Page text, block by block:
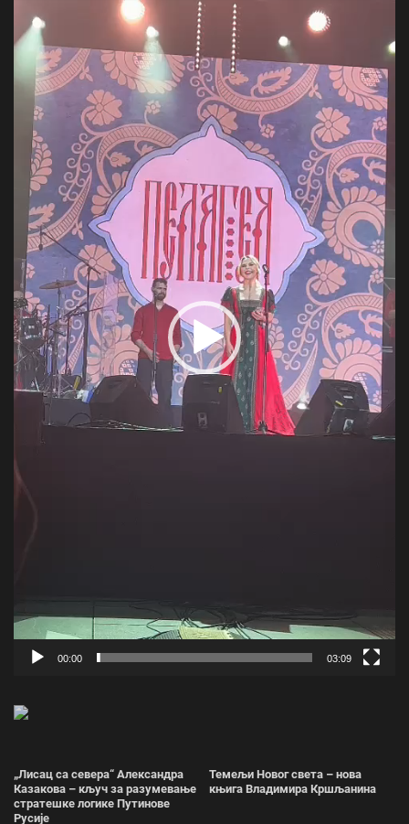
Player
00:00 03:09
„Лисац са севера“ Александра
Казакова – кључ за разумевање
стратешке логике Путинове
Русије
Темељи Новог света – нова
књига Владимира Кршљанина